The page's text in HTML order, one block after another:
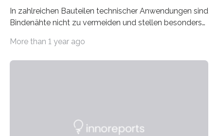
In zahlreichen Bauteilen technischer Anwendungen sind
Bindenähte nicht zu vermeiden und stellen besonders
Matrixmaterials eine große Herausforderung dar.
Durch den verstärkten Einsatz von Rezyklaten
More than 1 year ago